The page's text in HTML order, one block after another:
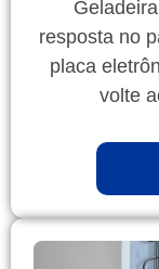
resposta no
placa
volte